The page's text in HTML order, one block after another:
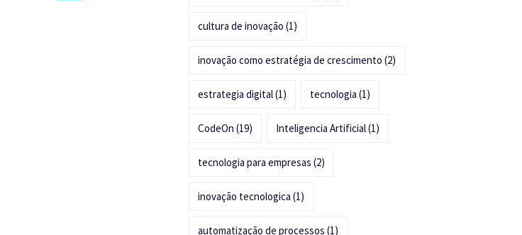
cultura de inovação (1)
inovação como estratégia de crescimento (2)
estrategia digital(1) tecnologia (1)
CodeOn (19) Inteligencia Artificial(1)
tecnologia para empresas (2)
inovação tecnologica (1)
automatização de processos (1)